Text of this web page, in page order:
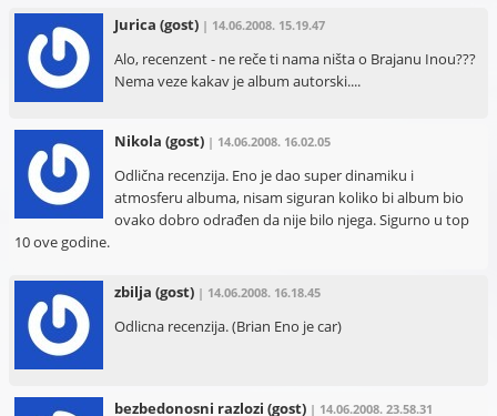
Jurica (gost) | 14.06.2008. 15.19.47
Alo, recenzent - ne reče ti nama ništa o Brajanu Inou???
Nema veze kakav je album autorski....
Nikola (gost) | 14.06.2008. 16.02.05
Odlična recenzija. Eno je dao super dinamiku i
atmosferu albuma, nisam siguran koliko bi album bio
ovako dobro odrađen da nije bilo njega. Sigurno u top
10 ove godine.
zbilja (gost) | 14.06.2008. 16.18.45
Odlicna recenzija. (Brian Eno je car)
bezbedonosni razlozi (gost) | 14.06.2008. 23.58.31